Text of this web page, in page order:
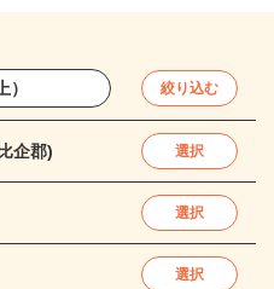
絞り込む
企郡) 選択
選択
選択